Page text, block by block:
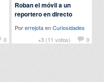
0 +3 (11 votos) 0
Roban el móvil a un
reportero en directo
PorerrejotaenCuriosidades